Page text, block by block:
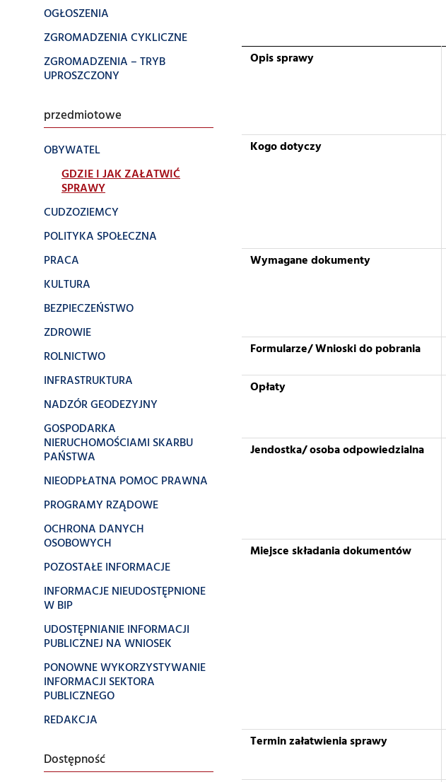
OGŁOSZENIA
ZGROMADZENIA CYKLICZNE
ZGROMADZENIA – TRYB
UPROSZCZONY
przedmiotowe
OBYWATEL
GDZIE I JAK ZAŁATWIĆ
SPRAWY
CUDZOZIEMCY
POLITYKA SPOŁECZNA
PRACA
KULTURA
BEZPIECZEŃSTWO
ZDROWIE
ROLNICTWO
INFRASTRUKTURA
NADZÓR GEODEZYJNY
GOSPODARKA
NIERUCHOMOŚCIAMI SKARBU
PAŃSTWA
NIEODPŁATNA POMOC PRAWNA
PROGRAMY RZĄDOWE
OCHRONA DANYCH
OSOBOWYCH
POZOSTAŁE INFORMACJE
INFORMACJE NIEUDOSTĘPNIONE
W BIP
UDOSTĘPNIANIE INFORMACJI
PUBLICZNEJ NA WNIOSEK
PONOWNE WYKORZYSTYWANIE
INFORMACJI SEKTORA
PUBLICZNEGO
REDAKCJA
Dostępność
Opis sprawy
Kogo dotyczy
Wymagane dokumenty
Formularze/ Wnioski do pobrania
Opłaty
Jendostka/ osoba odpowiedzialna
Miejsce składania dokumentów
Termin załatwienia sprawy